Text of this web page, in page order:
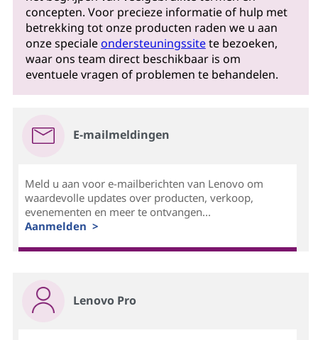
concepten. Voor precieze informatie of hulp met
betrekking tot onze producten raden we u aan
onze specialeondersteuningssitete bezoeken,
waar ons team direct beschikbaar is om
eventuele vragen of problemen te behandelen.
E-mailmeldingen
Meld u aan voor e-mailberichten van Lenovo om
waardevolle updates over producten, verkoop,
evenementen en meer te ontvangen...
Aanmelden >
Lenovo Pro